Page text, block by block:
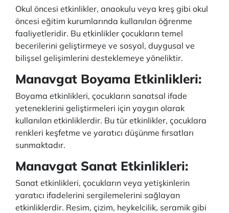
Okul öncesi etkinlikler, anaokulu veya kreş gibi okul
öncesi eğitim kurumlarında kullanılan öğrenme
faaliyetleridir. Bu etkinlikler çocukların temel
becerilerini geliştirmeye ve sosyal, duygusal ve
bilişsel gelişimlerini desteklemeye yöneliktir.
Manavgat Boyama Etkinlikleri:
Boyama etkinlikleri, çocukların sanatsal ifade
yeteneklerini geliştirmeleri için yaygın olarak
kullanılan etkinliklerdir. Bu tür etkinlikler, çocuklara
renkleri keşfetme ve yaratıcı düşünme fırsatları
sunmaktadır.
Manavgat Sanat Etkinlikleri:
Sanat etkinlikleri, çocukların veya yetişkinlerin
yaratıcı ifadelerini sergilemelerini sağlayan
etkinliklerdir. Resim, çizim, heykelcilik, seramik gibi